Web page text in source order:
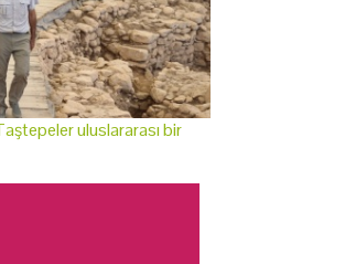
uluslararası bir